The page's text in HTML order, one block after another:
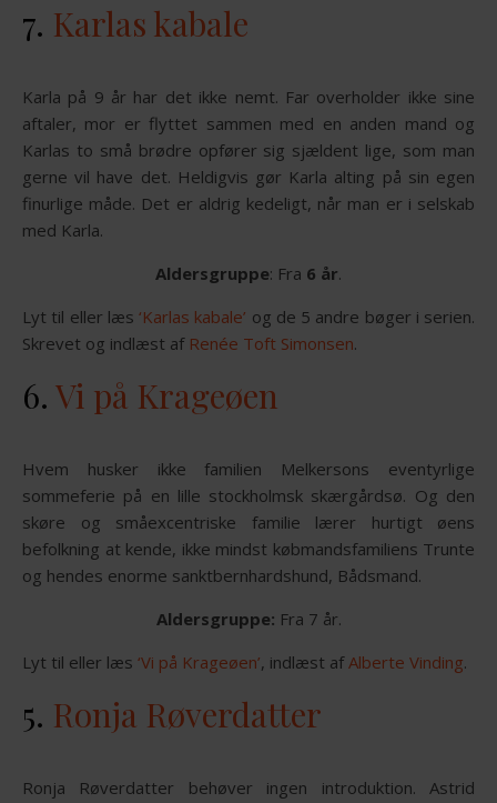
7. Karlas kabale
Karla på 9 år har det ikke nemt. Far overholder ikke sine
aftaler, mor er flyttet sammen med en anden mand og
Karlas to små brødre opfører sig sjældent lige, som man
gerne vil have det. Heldigvis gør Karla alting på sin egen
finurlige måde. Det er aldrig kedeligt, når man er i selskab
med Karla.
Aldersgruppe: Fra 6 år.
Lyt til eller læs ‘Karlas kabale’ og de 5 andre bøger i serien.
Skrevet og indlæst af Renée Toft Simonsen.
6. Vi på Krageøen
Hvem husker ikke familien Melkersons eventyrlige
sommeferie på en lille stockholmsk skærgårdsø. Og den
skøre og småexcentriske familie lærer hurtigt øens
befolkning at kende, ikke mindst købmandsfamiliens Trunte
og hendes enorme sanktbernhardshund, Bådsmand.
Aldersgruppe: Fra 7 år.
Lyt til eller læs ‘Vi på Krageøen’, indlæst afAlberte Vinding.
5. Ronja Røverdatter
Ronja Røverdatter behøver ingen introduktion. Astrid